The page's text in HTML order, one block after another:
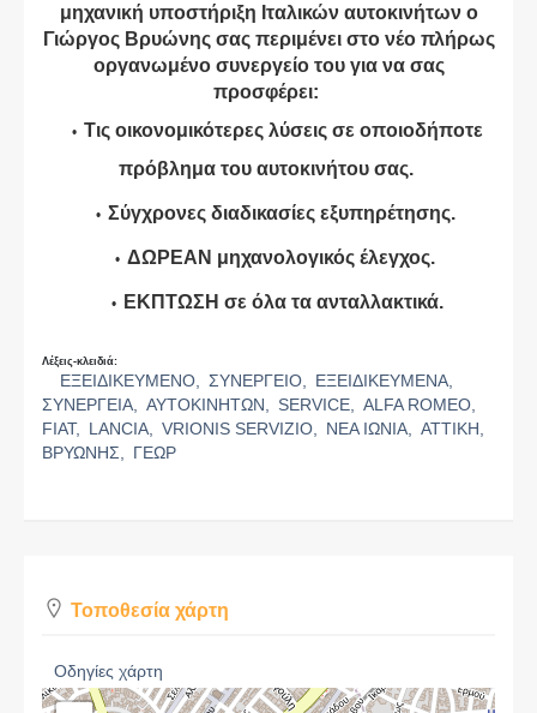
μηχανική υποστήριξη Ιταλικών αυτοκινήτων ο
Γιώργος Βρυώνης σας περιμένει στο νέο πλήρως
οργανωμένο συνεργείο του για να σας
προσφέρει:
Τις οικονομικότερες λύσεις σε οποιοδήποτε
πρόβλημα του αυτοκινήτου σας.
Σύγχρονες διαδικασίες εξυπηρέτησης.
ΔΩΡΕΑΝ μηχανολογικός έλεγχος.
ΕΚΠΤΩΣΗ σε όλα τα ανταλλακτικά.
Λέξεις-κλειδιά:
ΕΞΕΙΔΙΚΕΥΜΕΝΟ, ΣΥΝΕΡΓΕΙΟ, ΕΞΕΙΔΙΚΕΥΜΕΝΑ,
ΣΥΝΕΡΓΕΙΑ, ΑΥΤΟΚΙΝΗΤΩΝ, SERVICE, ALFA ROMEO,
FIAT, LANCIA, VRIONIS SERVIZIO, ΝΕΑ ΙΩΝΙΑ, ΑΤΤΙΚΗ,
ΒΡΥΩΝΗΣ, ΓΕΩΡ
Τοποθεσία χάρτη
Οδηγίες χάρτη